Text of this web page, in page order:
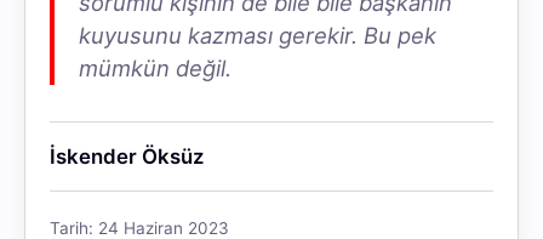
kuyusunu kazması gerekir. Bu pek
mümkün değil.
İskender Öksüz
Tarih: 24 Haziran 2023